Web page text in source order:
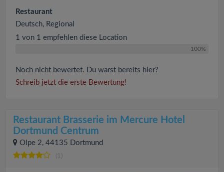
Restaurant
Deutsch, Regional
1 von 1 empfehlen diese Location
100%
Noch nicht bewertet. Du warst bereits hier?
Schreib jetzt die erste Bewertung!
Restaurant Brasserie im Mercure Hotel
Dortmund Centrum
Olpe 2, 44135 Dortmund
(1)